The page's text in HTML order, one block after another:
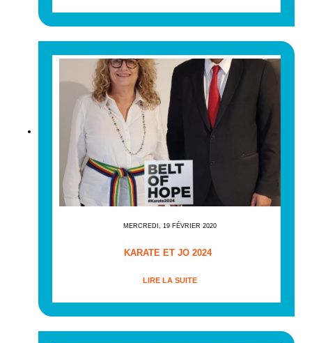
MERCREDI, 19 FÉVRIER 2020
KARATE ET JO 2024
LIRE LA SUITE